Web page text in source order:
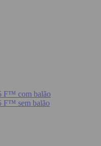
F™ com balão
F™ sem balão